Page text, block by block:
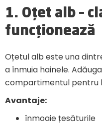
1. Oțet alb –
funcționează
Oțetul alb este una
a înmuia hainele.
compartimentul pentru
Avantaje:
înmoaie țesăturile